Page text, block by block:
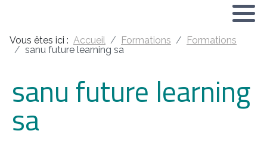
Vous êtes ici : Accueil Formations
Formations
sanu future learning sa
sanu future learning
sa
2024